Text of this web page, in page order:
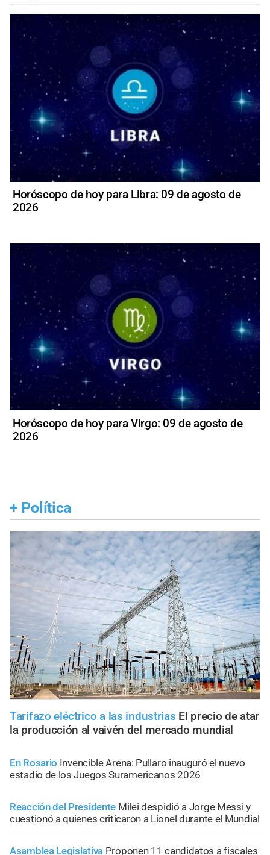
Horóscopo de hoy para Libra: 09 de agosto de
2026
Horóscopo de hoy para Virgo: 09 de agosto de
2026
+ Política
Tarifazo eléctrico a las industrias El precio de atar
la producción al vaivén del mercado mundial
En Rosario Invencible Arena: Pullaro inauguró el nuevo
estadio de los Juegos Suramericanos 2026
Reacción del Presidente Milei despidió a Jorge Messi y
cuestionó a quienes criticaron a Lionel durante el Mundial
Asamblea Legislativa Proponen 11 candidatos a fiscales